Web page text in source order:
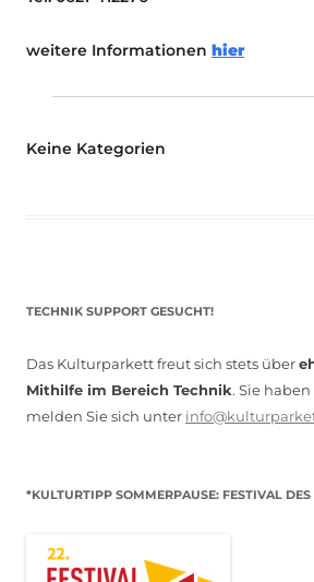
weitere Informationen hier
Keine Kategorien
TECHNIK SUPPORT GESUCHT!
Das Kulturparkett freut sich stets über
Mithilfe im Bereich Technik. Sie
melden Sie sich unter
*KULTURTIPP SOMMERPAUSE: FESTIVAL